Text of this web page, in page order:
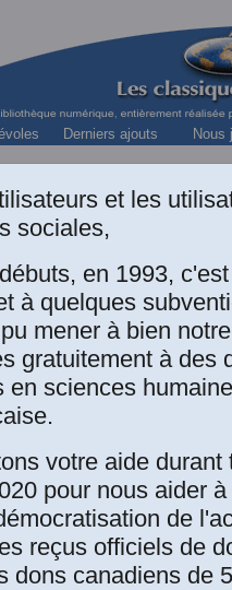
Derniers ajouts Nous
et les
sociales,
en 1993,
à quelques
mener à bien
gratuitement à des
en sciences
votre aide durant
pour nous aider
de
reçus officiels de
dons canadiens de